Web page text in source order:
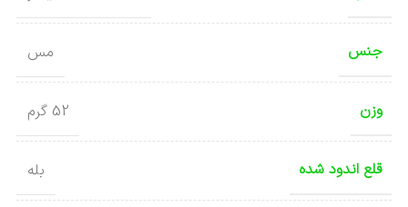
جنس مس
وزن 52 گرم
قلع اندود شده بله